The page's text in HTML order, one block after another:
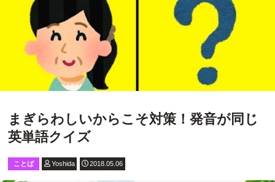
まぎらわしいからこそ対策！発音が同じ
英単語クイズ
ことば Yoshida 2018.05.06